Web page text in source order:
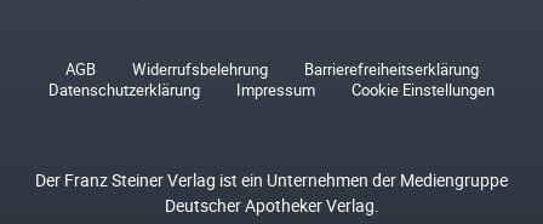
AGB Widerrufsbelehrung
Barrierefreiheitserklärung
Datenschutzerklärung
Impressum Cookie Einstellungen
Der Franz Steiner Verlag ist ein Unternehmen der Mediengruppe
Deutscher Apotheker Verlag.